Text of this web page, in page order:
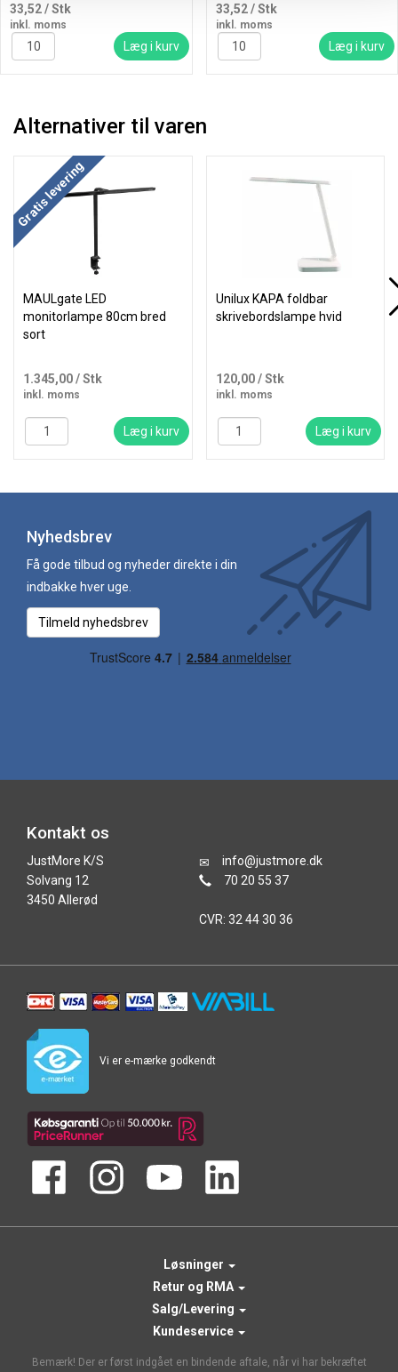
33,52/ Stk
inkl. moms
Læg i kurv
33,52/ Stk
inkl. moms
Læg i kurv
Alternativer til varen
Gratis levering
MAULgate LED
monitorlampe 80cm bred
sort
1.345,00/ Stk
inkl. moms
Læg i kurv
Unilux KAPA foldbar
skrivebordslampe hvid
120,00/ Stk
inkl. moms
Læg i kurv
Nyhedsbrev
Få gode tilbud og nyheder direkte i din
indbakke hver uge.
Tilmeld nyhedsbrev
Kontakt os
JustMore K/S
Solvang 12
3450 Allerød
info@justmore.dk
70 20 55 37
CVR: 32 44 30 36
Vi er e-mærke godkendt
Løsninger
Retur og RMA
Salg/Levering
Kundeservice
Bemærk! Der er først indgået en bindende aftale, når vi har bekræftet